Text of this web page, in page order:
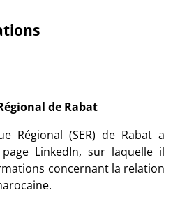
de Rabat
Régional (SER) de Rabat a
LinkedIn, sur laquelle il
concernant la relation